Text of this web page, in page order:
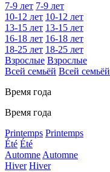
7-9 лет 7-9 лет
10-12 лет 10-12 лет
13-15 лет 13-15 лет
16-18 лет 16-18 лет
18-25 лет 18-25 лет
Взрослые Взрослые
Всей семьёй Всей семьёй
Время года
Время года
Printemps Printemps
Été Été
AutomneAutomne
Hiver Hiver